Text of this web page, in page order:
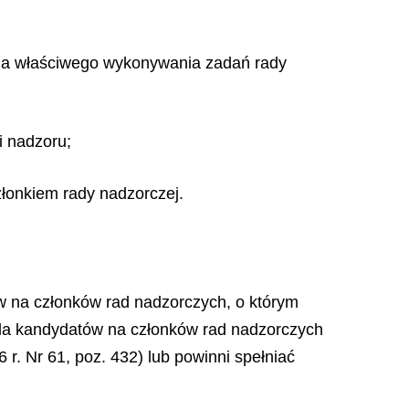
właściwego wykonywania zadań rady
nadzoru;
rady nadzorczej.
członków rad nadzorczych, o którym
kandydatów na członków rad nadzorczych
Nr 61, poz. 432) lub powinni spełniać